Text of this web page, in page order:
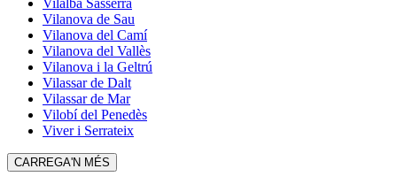
Vilanova de Sau
Vilanova del Camí
Vilanova del Vallès
Vilanova i la Geltrú
Vilassar de Dalt
Vilassar de Mar
Vilobí del Penedès
Viver i Serrateix
CARREGA'N MÉS